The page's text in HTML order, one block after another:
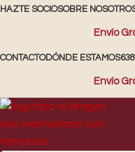
HAZTE SOCIOSOBRE
Envío
CONTACTODÓNDE ESTAMOS
Envío